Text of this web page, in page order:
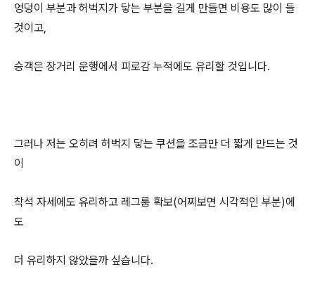
엉덩이 부분과 허벅지가 닿는 부분을 길게 만들면 비용도 많이 들
것이고,
승객은 장거리 운행에서 피로감 누적에도 유리할 것입니다.
그러나 저는 오히려 허벅지 닿는 쿠션을 조금만 더 짧게 만드는 것
이
착석 자세에도 유리하고 레그룸 확보(어찌보면 시각적인 부분)에
도
더 유리하지 않았을까 싶습니다.